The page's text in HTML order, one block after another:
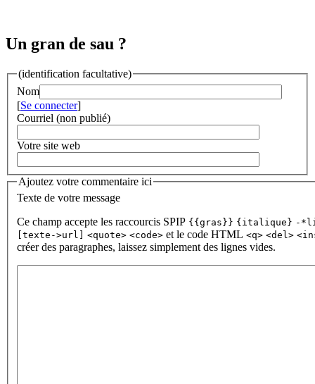
Un gran de sau ?
(identification facultative)
Nom
[Se connecter]
Courriel (non publié)
Votre site web
Ajoutez votre commentaire ici
Texte de votre message
Ce champ accepte les raccourcis SPIP {{gras}} {italique} -
[texte->url]
<quote> <code> et le code HTML <q> <del>
créer des paragraphes, laissez simplement des lignes vides.